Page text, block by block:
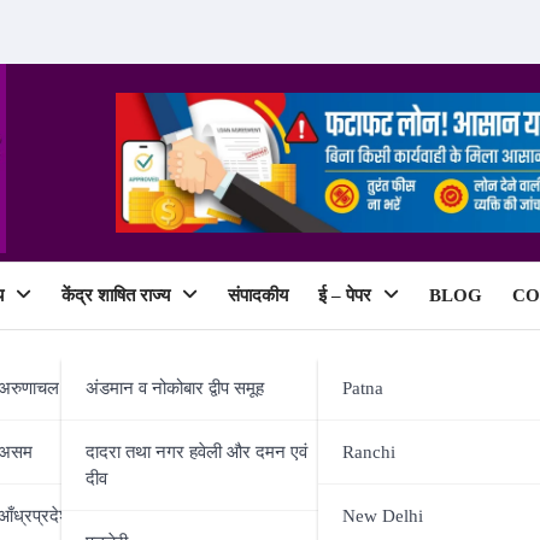
प्रदेश
केंद्र शाषित राज्य
अंडमान व नोकोबार द्वीप समूह
दादरा तथा नगर हवेली और दमन एवं
दीव
संपादकीय ई – पेपर
Patna
Ranchi
New Delhi
BLOG